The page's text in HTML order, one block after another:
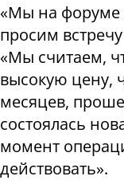
«Мы на форуме
просим
«Мы считаем,
высокую цену,
месяцев,
состоялась
момент
действовать».